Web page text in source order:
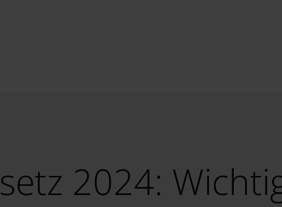
2024: